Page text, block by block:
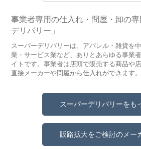
事業者専用の仕入れ・問屋・卸の
デリバリー」
スーパーデリバリーは、アパレル・雑貨を
業・サービス業など、ありとあらゆる事業
イトです。事業者は店頭で販売する商品や
直接メーカーや問屋から仕入れができます。
スーパーデリバリーをも
販路拡大をご検討のメー